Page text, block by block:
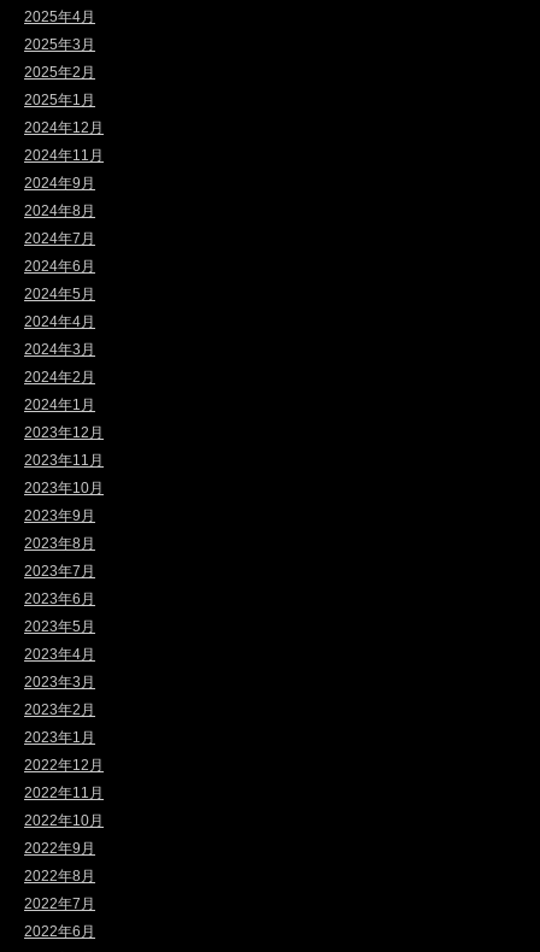
2025年4月
2025年3月
2025年2月
2025年1月
2024年12月
2024年11月
2024年9月
2024年8月
2024年7月
2024年6月
2024年5月
2024年4月
2024年3月
2024年2月
2024年1月
2023年12月
2023年11月
2023年10月
2023年9月
2023年8月
2023年7月
2023年6月
2023年5月
2023年4月
2023年3月
2023年2月
2023年1月
2022年12月
2022年11月
2022年10月
2022年9月
2022年8月
2022年7月
2022年6月